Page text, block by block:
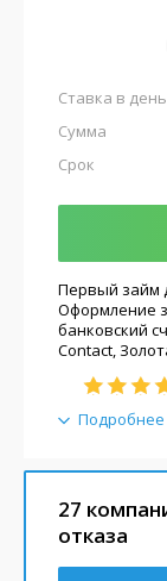
Ставка в день
Сумма
Срок
Подробнее
Первый займ
Оформление
банковский
Contact,
27
отказа